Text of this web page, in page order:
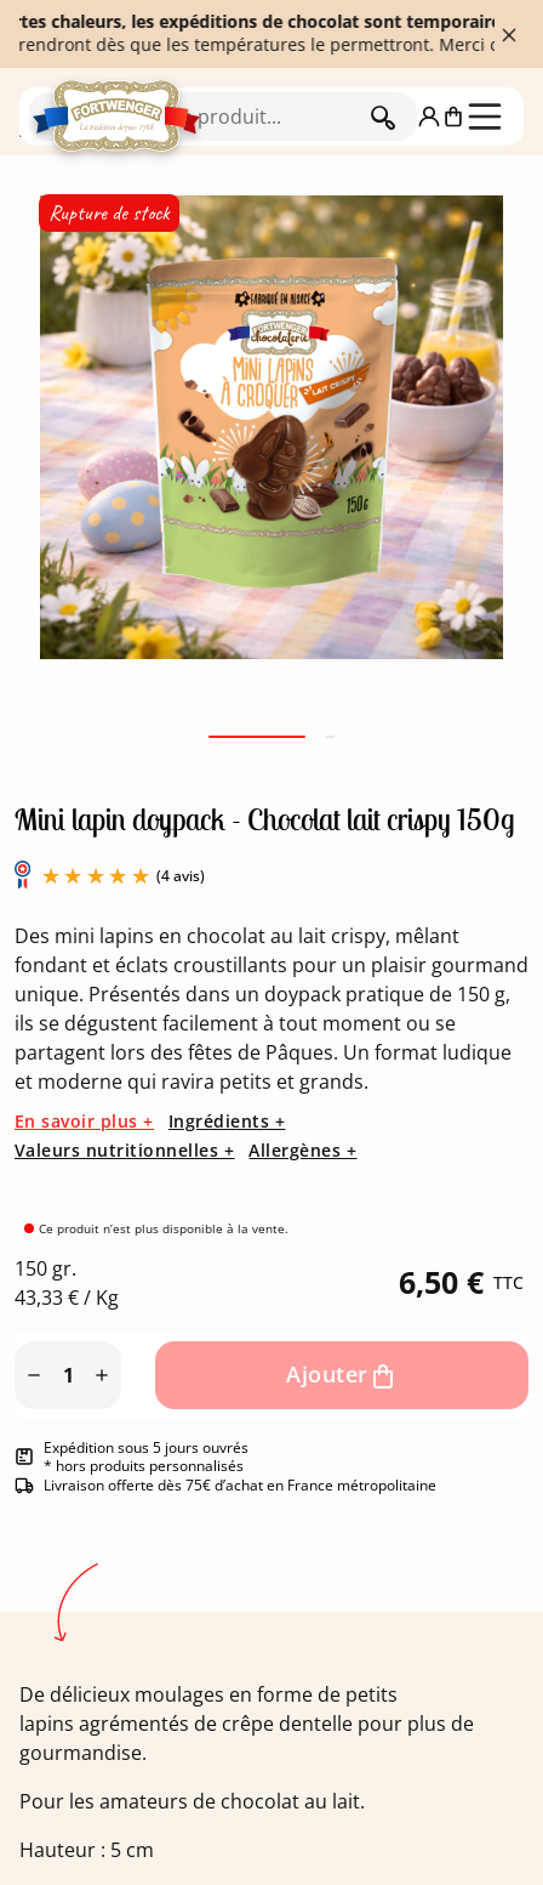
les expéditions de chocolat sont temporairement
dès que les températures le permettront. Merci de votre
RECHERCHER
Accueil
Rupture de stock
Mini lapin doypack - Chocolat lait crispy 150g
(4 avis)
Des mini lapins en chocolat au lait crispy, mêlant
fondant et éclats croustillants pour un plaisir gourmand
unique. Présentés dans un doypack pratique de 150 g,
ils se dégustent facilement à tout moment ou se
partagent lors des fêtes de Pâques. Un format ludique
et moderne qui ravira petits et grands.
En savoir plus +
Ingrédients +
Valeurs nutritionnelles +
Allergènes +
Ce produit n’est plus disponible à la vente.
150 gr.
43,33 € / Kg
6,50 € TTC
  Ajouter
Expédition sous 5 jours ouvrés
* hors produits personnalisés
Livraison offerte dès 75€ d’achat en France métropolitaine
De délicieux moulages en forme de petits
lapins agrémentés de crêpe dentelle pour plus de
gourmandise.
Pour les amateurs de chocolat au lait.
Hauteur : 5 cm